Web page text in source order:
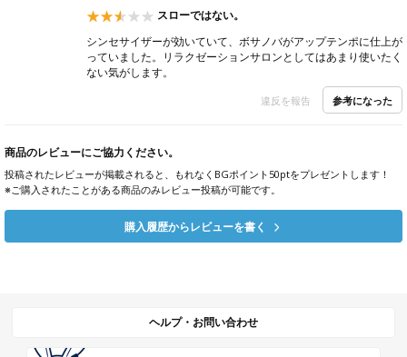
スローではない。
シンセサイザーが効いていて、ボサノバがアップテンポに仕上が
っていました。リラクゼーションサロンとしてはあまり使いたく
ない気がします。
違反を報告 参考になった
商品のレビューにご協力ください。
投稿されたレビューが掲載されると、もれなくBGポイント50ptをプレゼントします！
※ご購入されたことがある商品のみレビュー投稿が可能です。
購入履歴からレビューを書く
ヘルプ・お問い合わせ